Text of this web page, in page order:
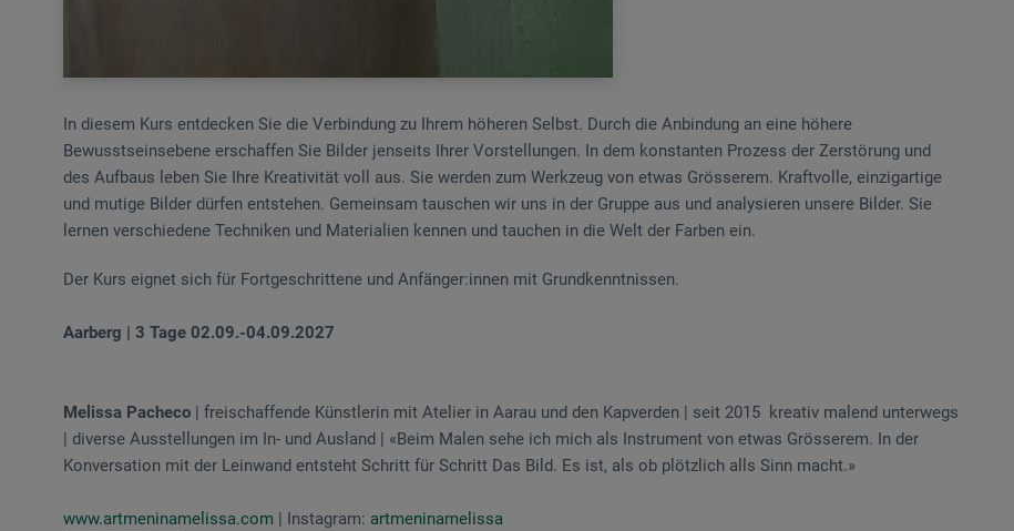
In diesem Kurs entdecken Sie die Verbindung zu Ihrem höheren Selbst. Durch die Anbindung an eine höhere
Bewusstseinsebene erschaffen Sie Bilder jenseits Ihrer Vorstellungen. In dem konstanten Prozess der Zerstörung und
des Aufbaus leben Sie Ihre Kreativität voll aus. Sie werden zum Werkzeug von etwas Grösserem. Kraftvolle, einzigartige
und mutige Bilder dürfen entstehen. Gemeinsam tauschen wir uns in der Gruppe aus und analysieren unsere Bilder. Sie
lernen verschiedene Techniken und Materialien kennen und tauchen in die Welt der Farben ein.
Der Kurs eignet sich für Fortgeschrittene und Anfänger:innen mit Grundkenntnissen.
Aarberg | 3 Tage 02.09.-04.09.2027
Melissa Pacheco | freischaffende Künstlerin mit Atelier in Aarau und den Kapverden | seit 2015 kreativ malend unterwegs
| diverse Ausstellungen im In- und Ausland | «Beim Malen sehe ich mich als Instrument von etwas Grösserem. In der
Konversation mit der Leinwand entsteht Schritt für Schritt Das Bild. Es ist, als ob plötzlich alls Sinn macht.»
www.artmeninamelissa.com | Instagram: artmeninamelissa